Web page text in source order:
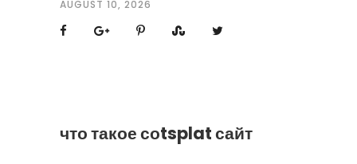
AUGUST 10, 2026
что такое соtsplat сайт